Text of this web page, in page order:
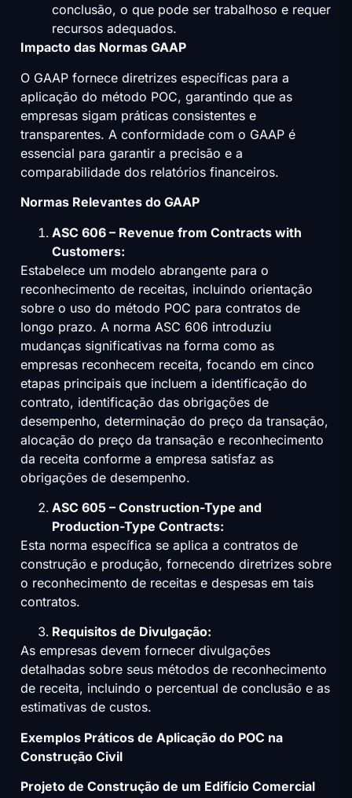
conclusão, o que pode ser trabalhoso e requer
recursos adequados.
Impacto das Normas GAAP
O GAAP fornece diretrizes específicas para a
aplicação do método POC, garantindo que as
empresas sigam práticas consistentes e
transparentes. A conformidade com o GAAP é
essencial para garantir a precisão e a
comparabilidade dos relatórios financeiros.
Normas Relevantes do GAAP
ASC 606 – Revenue from Contracts with
Customers:
Estabelece um modelo abrangente para o
reconhecimento de receitas, incluindo orientação
sobre o uso do método POC para contratos de
longo prazo. A norma ASC 606 introduziu
mudanças significativas na forma como as
empresas reconhecem receita, focando em cinco
etapas principais que incluem a identificação do
contrato, identificação das obrigações de
desempenho, determinação do preço da transação,
alocação do preço da transação e reconhecimento
da receita conforme a empresa satisfaz as
obrigações de desempenho.
ASC 605 – Construction-Type and
Production-Type Contracts:
Esta norma específica se aplica a contratos de
construção e produção, fornecendo diretrizes sobre
o reconhecimento de receitas e despesas em tais
contratos.
Requisitos de Divulgação:
As empresas devem fornecer divulgações
detalhadas sobre seus métodos de reconhecimento
de receita, incluindo o percentual de conclusão e as
estimativas de custos.
Exemplos Práticos de Aplicação do POC na
Construção Civil
Projeto de Construção de um Edifício Comercial